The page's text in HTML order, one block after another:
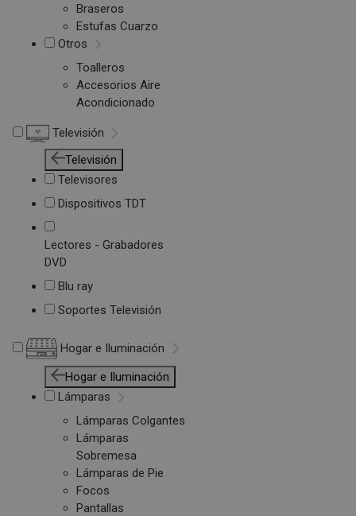
Braseros
Estufas Cuarzo
Otros
Toalleros
Accesorios Aire
Acondicionado
Televisión
Televisión
Televisores
Dispositivos TDT
Lectores - Grabadores
DVD
Blu ray
Soportes Televisión
Hogar e Iluminación
Hogar e Iluminación
Lámparas
Lámparas Colgantes
Lámparas
Sobremesa
Lámparas de Pie
Focos
Pantallas